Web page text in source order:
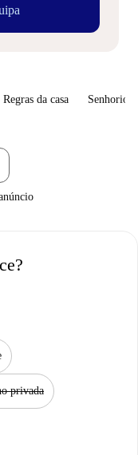
Regras da casa Senhorio
privada